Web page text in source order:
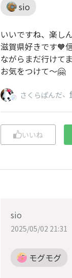
sio
いいですね、楽し
滋賀県好きです🧡
ながらまだ行けて
お気をつけて〜🤗
さくらぱんだ、
いいね
sio
2025/05/02 21:31
モグモグ